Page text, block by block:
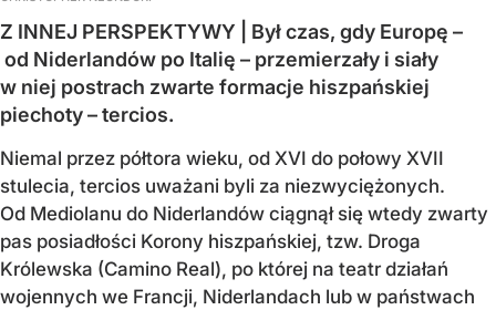
Z INNEJ PERSPEKTYWY | Był czas, gdy Europę –
od Niderlandów po Italię – przemierzały i siały
w niej postrach zwarte formacje hiszpańskiej
piechoty – tercios.
Niemal przez półtora wieku, od XVI do połowy XVII
stulecia, tercios uważani byli za niezwyciężonych.
Od Mediolanu do Niderlandów ciągnął się wtedy zwarty
pas posiadłości Korony hiszpańskiej, tzw. Droga
Królewska (Camino Real), po której na teatr działań
wojennych we Francji, Niderlandach lub w państwach